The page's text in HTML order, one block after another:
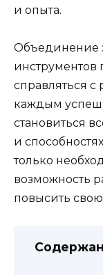
и опыта.
Объединение
инструментов
справляться
каждым
становиться
и
только
возможность
повысить